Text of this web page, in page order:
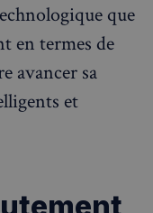
que
en termes de
avancer sa
et